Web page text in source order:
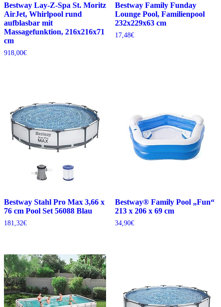
Bestway Lay-Z-Spa St. Moritz
AirJet, Whirlpool rund
aufblasbar mit
Massagefunktion, 216x216x71
cm
918,00€
Bestway Family Funday
Lounge Pool, Familienpool
232x229x63 cm
17,48€
Bestway Stahl Pro Max 3,66 x
76 cm Pool Set 56088 Blau
181,32€
Bestway® Family Pool „Fun“
213 x 206 x 69 cm
34,90€